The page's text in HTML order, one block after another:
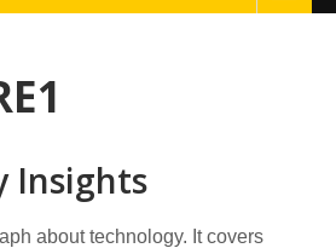
Insights
about technology. It covers